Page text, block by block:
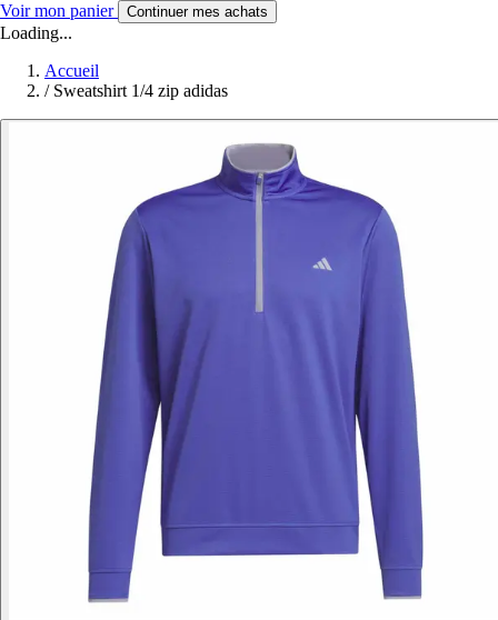
Voir mon panier Continuer mes achats
Loading...
Accueil
/ Sweatshirt 1/4 zip adidas